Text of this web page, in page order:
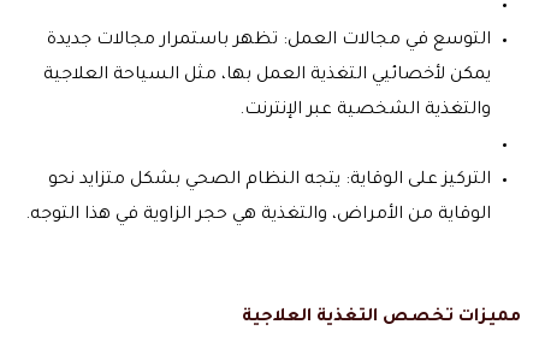
التوسع في مجالات العمل: تظهر باستمرار مجالات جديدة
يمكن لأخصائيي التغذية العمل بها، مثل السياحة العلاجية
والتغذية الشخصية عبر الإنترنت.
التركيز على الوقاية: يتجه النظام الصحي بشكل متزايد نحو
الوقاية من الأمراض، والتغذية هي حجر الزاوية في هذا التوجه.
مميزات تخصص التغذية العلاجية